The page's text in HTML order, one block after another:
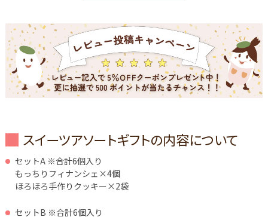
スイーツアソートギフトの内容について
セットA ※合計6個入り
もっちりフィナンシェ×4個
ほろほろ手作りクッキー×2袋
セットB ※合計6個入り